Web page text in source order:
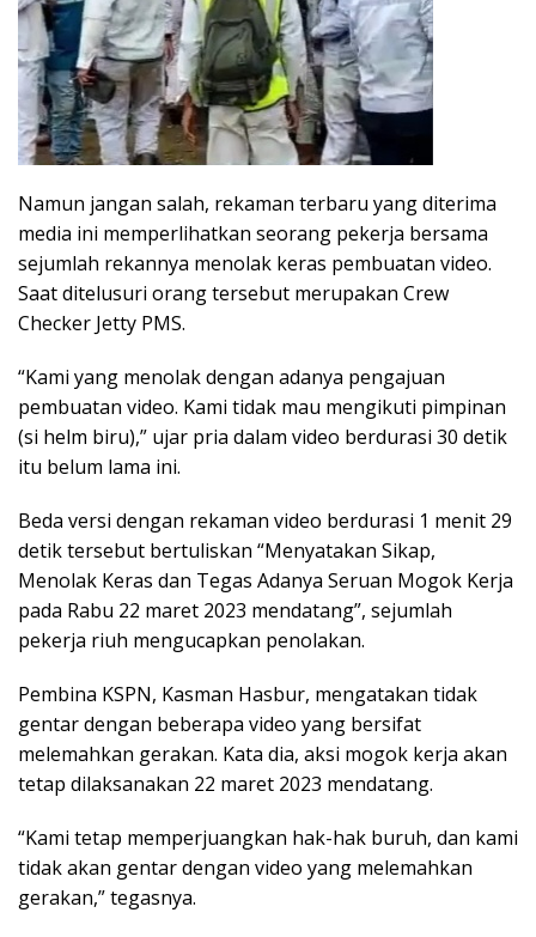
Namun jangan salah, rekaman terbaru yang diterima
media ini memperlihatkan seorang pekerja bersama
sejumlah rekannya menolak keras pembuatan video.
Saat ditelusuri orang tersebut merupakan Crew
Checker Jetty PMS.
“Kami yang menolak dengan adanya pengajuan
pembuatan video. Kami tidak mau mengikuti pimpinan
(si helm biru),” ujar pria dalam video berdurasi 30 detik
itu belum lama ini.
Beda versi dengan rekaman video berdurasi 1 menit 29
detik tersebut bertuliskan “Menyatakan Sikap,
Menolak Keras dan Tegas Adanya Seruan Mogok Kerja
pada Rabu 22 maret 2023 mendatang”, sejumlah
pekerja riuh mengucapkan penolakan.
Pembina KSPN, Kasman Hasbur, mengatakan tidak
gentar dengan beberapa video yang bersifat
melemahkan gerakan. Kata dia, aksi mogok kerja akan
tetap dilaksanakan 22 maret 2023 mendatang.
“Kami tetap memperjuangkan hak-hak buruh, dan kami
tidak akan gentar dengan video yang melemahkan
gerakan,” tegasnya.